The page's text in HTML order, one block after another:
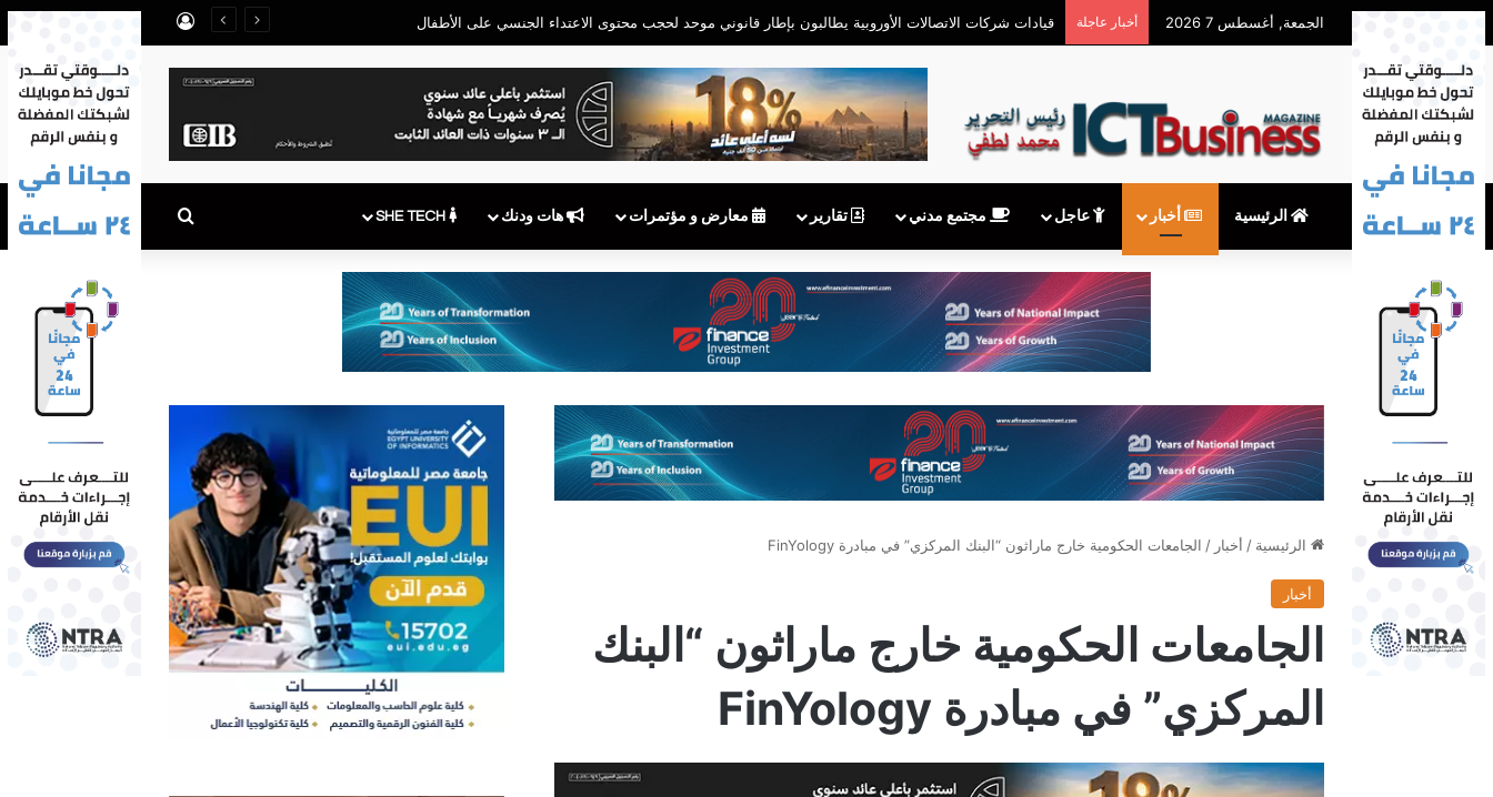
الجمعة, أغسطس 7 2026 أخبار عاجلة معهدITI شريك أكاديمي في المؤتمر السنوي للمنظمة العربية لشبكات البحث والتعليم تسجيل الدخول
الرئيسية أخبار عاجل مجتمع مدني تقارير معارض و مؤتمرات هات ودنك بحث عن
الرئيسية / أخبار / الجامعات الحكومية خارج ماراثون “البنك المركزي” في مبادرة FinYology
أخبار
الجامعات الحكومية خارج ماراثون “البنك
المركزي” في مبادرة FinYology